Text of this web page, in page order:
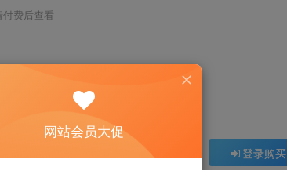
费后查看
免费
登录购买
网站会员大促